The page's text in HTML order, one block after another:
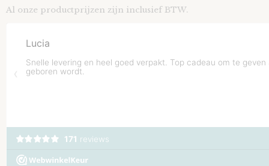
Al onze productprijzen zijn inclusief BTW.